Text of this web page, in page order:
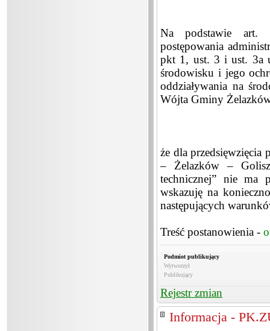
Na podstawie
postępowania
pkt 1, ust. 3 i ust. 3a
środowisku i jego
oddziaływania na
Wójta Gminy
że dla
– Żelazków –
technicznej” nie ma
wskazuję na
następujących
Treść postanowienia -
Podmiot publikujący
Wytworzył
Publikujący
Rejestr zmian
Informacja -